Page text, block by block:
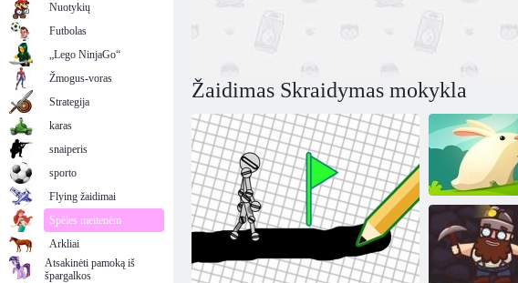
Žaidimas Skraidymas mokykla
Gobšus triušis
Nuotykių
Futbolas
„Lego NinjaGo“
Žmogus-voras
Strategija
karas
snaiperis
sporto
Flying žaidimai
Spēles meitenēm
Arkliai
Atsakinėti pamoką iš
špargalkos